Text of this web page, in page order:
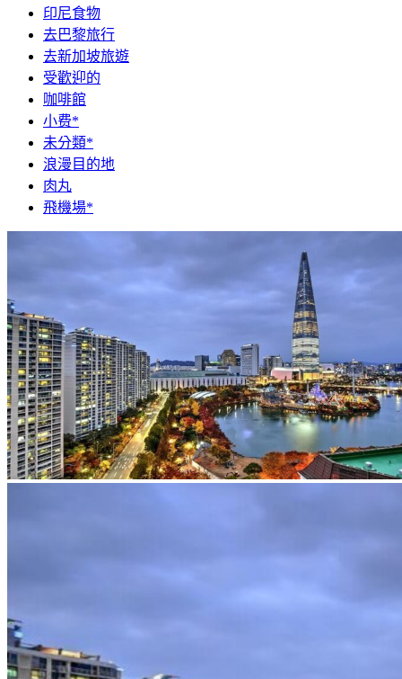
印尼食物
去巴黎旅行
去新加坡旅遊
受歡迎的
咖啡館
小费*
未分類*
浪漫目的地
肉丸
飛機場*